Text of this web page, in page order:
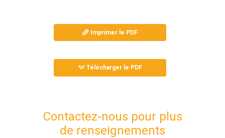
Imprimer le PDF
Télécharger le PDF
Contactez-nous pour plus
de renseignements